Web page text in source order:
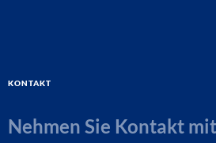
Kontakt
Nehmen Sie Kontakt